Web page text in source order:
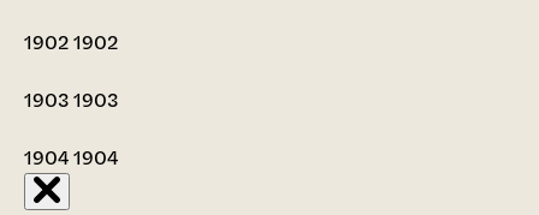
19021902
19031903
19041904